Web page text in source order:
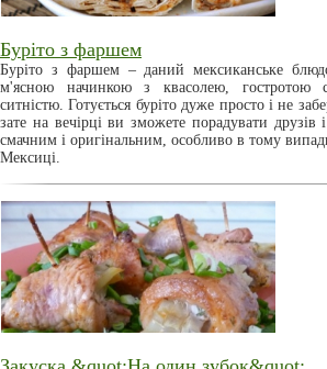
Буріто з фаршем
Буріто з фаршем – даний мексиканське
м'ясною начинкою з квасолею, гостротою
ситністю. Готується буріто дуже просто і не
зате на вечірці ви зможете порадувати
смачним і оригінальним, особливо в тому
Мексиці.